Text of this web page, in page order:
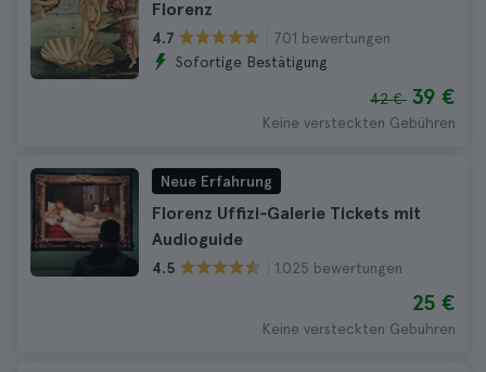
Florenz
4.7
701 bewertungen
Sofortige Bestätigung
42 € 39 €
Keine versteckten Gebühren
Neue Erfahrung
Florenz Uffizi‑Galerie Tickets mit
Audioguide
4.5 1.025 bewertungen
25 €
Keine versteckten Gebühren